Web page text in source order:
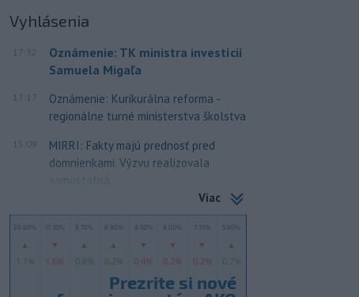
Vyhlásenia
17:32
Oznámenie: TK ministra investícií
Samuela Migaľa
17:17
Oznámenie: Kurikurálna reforma -
regionálne turné ministerstva školstva
15:09
MIRRI: Fakty majú prednosť pred
domnienkami. Výzvu realizovala
samostatná...
Viac